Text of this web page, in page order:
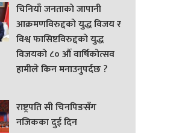
चिनियाँ जनताको जापानी
आक्रमणविरुद्दको युद्ध विजय र
विश्व फासिष्टविरुद्दको युद्ध
विजयको ८० औं वार्षिकोत्सव
हामीले किन मनाउनुपर्दछ ?
राष्ट्रपति सी चिनपिङसँग
नजिकका दुई दिन